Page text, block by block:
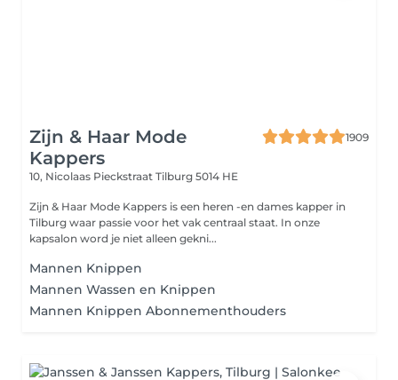
Zijn & Haar Mode
Kappers
1909
10, Nicolaas Pieckstraat Tilburg 5014 HE
Zijn & Haar Mode Kappers is een heren -en dames kapper in
Tilburg waar passie voor het vak centraal staat. In onze
kapsalon word je niet alleen gekni...
Mannen Knippen
Mannen Wassen en Knippen
Mannen Knippen Abonnementhouders